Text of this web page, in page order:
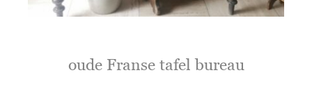
oude Franse tafel bureau